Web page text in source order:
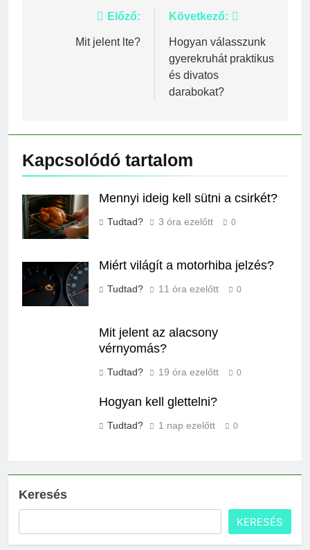
Bejegyzés
navigáció
Előző:
Mit jelent lte?
Következő:
Hogyan válasszunk
gyerekruhát praktikus
és divatos
darabokat?
Kapcsolódó tartalom
Mennyi ideig kell sütni a csirkét?
Tudtad? 3 óra ezelőtt 0
Miért világít a motorhiba jelzés?
Tudtad? 11 óra ezelőtt 0
Mit jelent az alacsony
vérnyomás?
Tudtad? 19 óra ezelőtt 0
Hogyan kell glettelni?
Tudtad? 1 nap ezelőtt 0
Keresés
KERESÉS